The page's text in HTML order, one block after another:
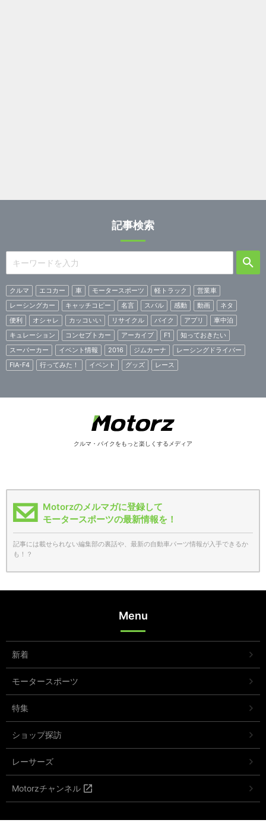
記事検索
クルマ エコカー 車 モータースポーツ 軽トラック
営業車
レーシングカー
キャッチコピー 名言 スバル 感動 動画
ネタ
便利
オシャレ カッコいい リサイクル バイク アプリ
車中泊
キュレーション
コンセプトカー アーカイブ F1
知っておきたい
スーパーカー
イベント情報 2016 ジムカーナ
レーシングドライバー
FIA-F4
行ってみた！ イベント グッズ レース
クルマ・バイクをもっと楽しくするメディア
Motorzのメルマガに登録して
モータースポーツの最新情報を！
記事には載せられない編集部の裏話や、最新の自動車パーツ情報が入手できるか
も！？
Menu
新着
モータースポーツ
特集
ショップ探訪
レーサーズ
Motorzチャンネル